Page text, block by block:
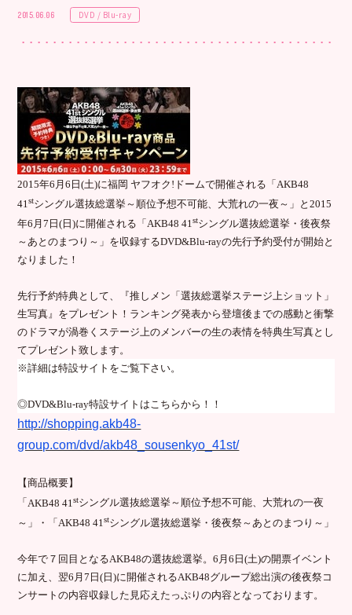
2015.06.06 DVD / Blu-ray
2015年6 月6 日(土)に福岡 ヤフオク ! ドームで開催される「AKB48
41stシングル選抜総選挙～順位予想不可能、大荒れの一夜～ 」と2015
年6 月7 日( 日)に開催される 「AKB48 41stシングル選抜総選挙・後夜祭
～あとのまつり～」を収録するDVD&Blu-rayの先行予約受付が開始と
なりました！
先行予約特典として、『推しメン「選抜総選挙ステージ上ショット」
生写真』をプレゼント！ランキング発表から登壇後までの感動と衝撃
のドラマが渦巻くステージ上のメンバーの生の表情を特典生写真とし
てプレゼント致します。
※詳細は特設サイトをご覧下さい。
◎DVD&Blu-ray特設サイトはこちらから！！
http://shopping.akb48-
group.com/dvd/akb48_sousenkyo_41st/
【商品概要】
「 AKB48 41stシングル選抜総選挙～順位予想不可能、大荒れの一夜
～」・「AKB48 41stシングル選抜総選挙・後夜祭～あとのまつり～」
今年で７回目となるAKB48の選抜総選挙。6 月6 日(土)の開票イベント
に加え、翌6 月7 日( 日)に開催されるAKB48グループ総出演の後夜祭コ
ンサートの内容収録した見応えたっぷりの内容となっております。